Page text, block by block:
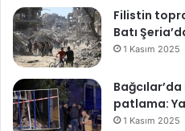
Filistin
Batı
1 Kasım 2025
patlama:
1 Kasım 2025